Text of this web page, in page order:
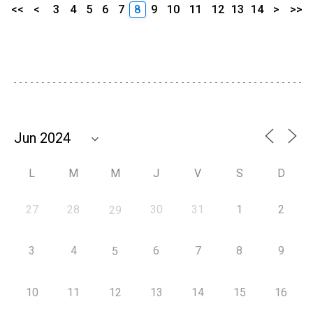
<< < 3 4 5 6 7 8 9 10 11 12 13 14 > >>
L M M J V S D
27 28 29 30 31 1 2
3 4 5 6 7 8 9
10 11 12 13 14 15 16